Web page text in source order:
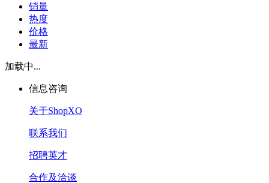
销量
热度
价格
最新
加载中...
信息咨询
关于ShopXO
联系我们
招聘英才
合作及洽谈